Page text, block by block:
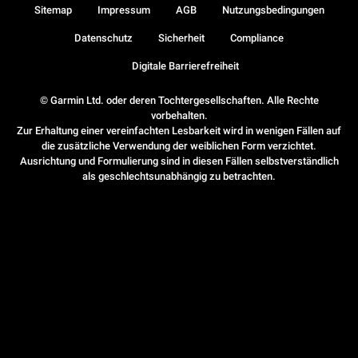
© Garmin Ltd. oder deren Tochtergesellschaften. Alle Rechte
vorbehalten.
Zur Erhaltung einer vereinfachten Lesbarkeit wird in wenigen Fällen auf
die zusätzliche Verwendung der weiblichen Form verzichtet.
Ausrichtung und Formulierung sind in diesen Fällen selbstverständlich
als geschlechtsunabhängig zu betrachten.
Sitemap Impressum AGB Nutzungsbedingungen
Datenschutz Sicherheit Compliance
Digitale Barrierefreiheit